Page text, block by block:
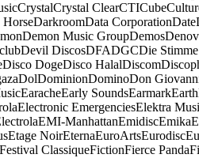
CrystalCrystal ClearCTICube
DarkroomData CorporationDate
Demon Music GroupDemos
Devil DiscosDFADGCDie
Disco DogeDisco HalalDiscom
DolDominionDominoDon
EaracheEarly SoundsEarmarkEarth
Electronic EmergenciesElektra
EMI-ManhattanEmidiscEmika
Etage NoirEternaEuroArtsEurodisc
Festival ClassiqueFictionFierce Panda